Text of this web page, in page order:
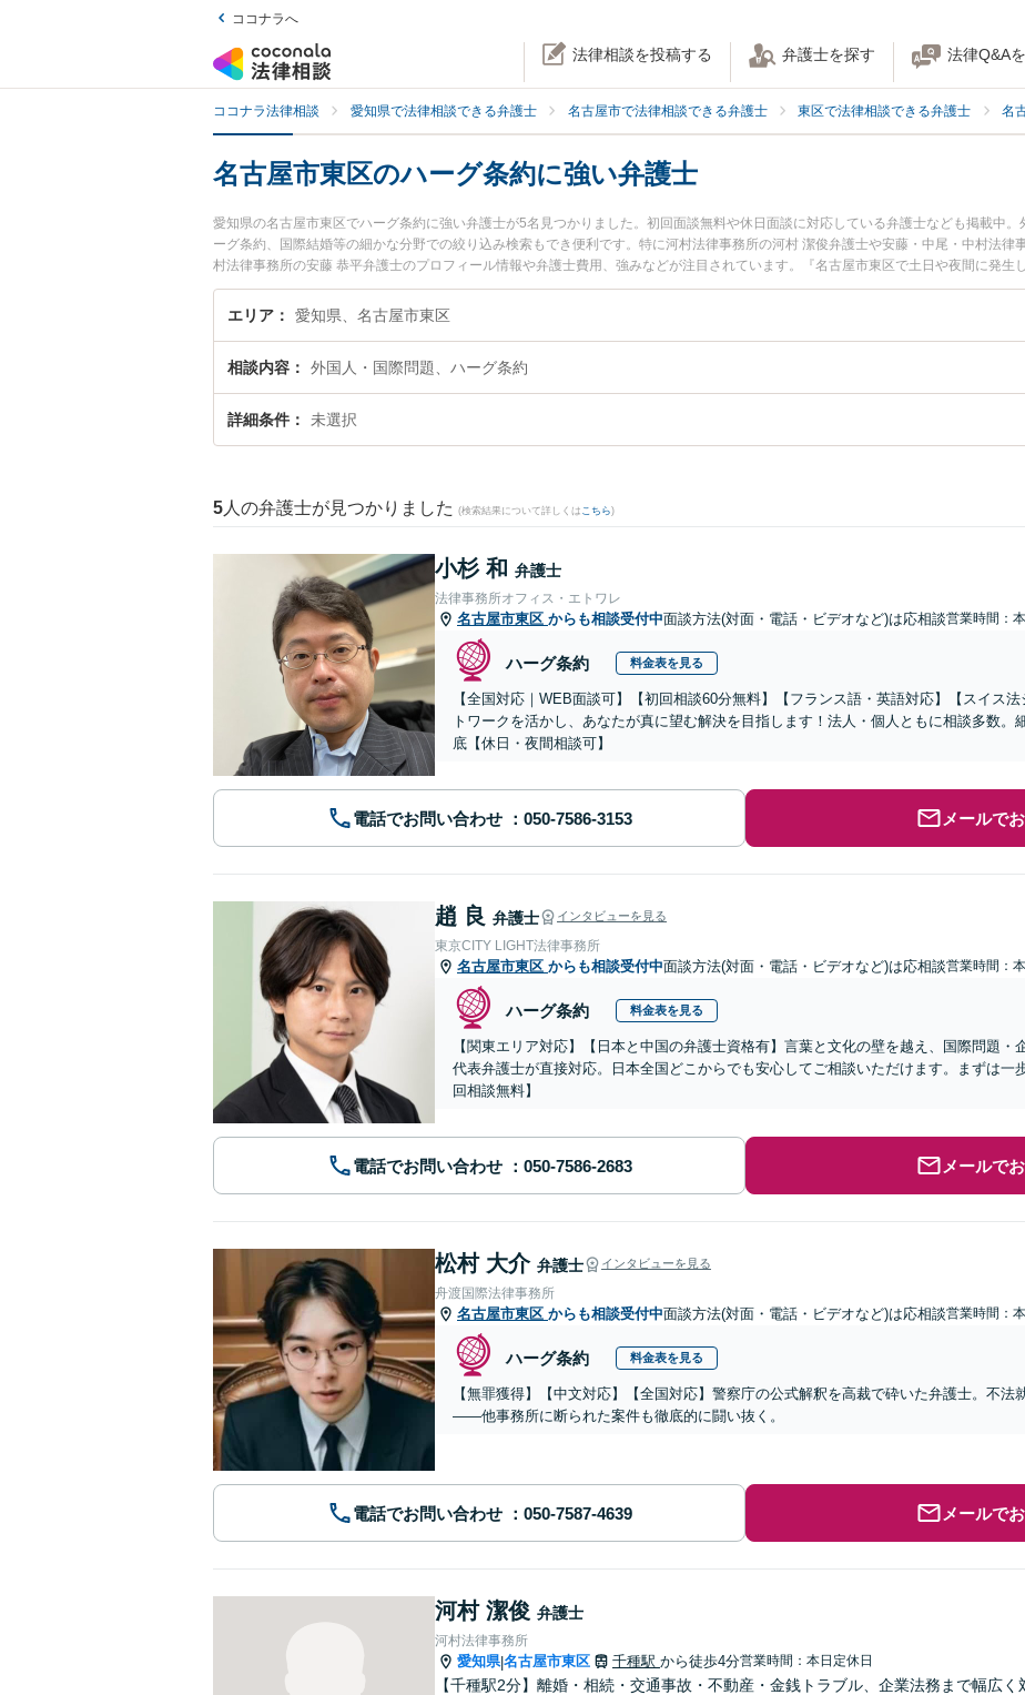
ココナラへ
法律相談を投稿する 弁護士を探す 法律Q&A
ココナラ法律相談 愛知県で法律相談できる弁護士 名古屋市で法律相談できる弁護士 東区で法律相談できる弁護士 名
名古屋市東区のハーグ条約に強い弁護士
愛知県の名古屋市東区でハーグ条約に強い弁護士が5名見つかりました。初回面談無料や休日面談に対応している弁護士なども掲載中
ーグ条約、国際結婚等の細かな分野での絞り込み検索もでき便利です。特に河村法律事務所の河村 潔俊弁護士や安藤・中尾・中村法律
村法律事務所の安藤 恭平弁護士のプロフィール情報や弁護士費用、強みなどが注目されています。『名古屋市東区で土日や夜間に発生
士に相談したい』『ハーグ条約のトラブル解決の実績豊富な近くの弁護士を検索したい』『初回相談無料でハーグ条約を法律相談でき
い』などでお困りの相談者さんにおすすめです。
エリア 愛知県、名古屋市東区
相談内容 外国人・国際問題、ハーグ条約
詳細条件 未選択
5 人の弁護士が見つかりました (検索結果について詳しくは こちら)
小杉 和 弁護士
法律事務所オフィス・エトワレ
名古屋市東区 からも相談受付中面談方法(対面・電話・ビデオなど)は応相談営業時間：
ハーグ条約 料金表を見る
【全国対応｜WEB面談可】【初回相談60分無料】【フランス語・英語対応】【スイス
トワークを活かし、あなたが真に望む解決を目指します！法人・個人ともに相談多数。
底【休日・夜間相談可】
電話でお問い合わせ メールで
趙 良 弁護士 インタビューを見る
東京CITY LIGHT法律事務所
名古屋市東区 からも相談受付中面談方法(対面・電話・ビデオなど)は応相談営業時間：
ハーグ条約 料金表を見る
【関東エリア対応】【日本と中国の弁護士資格有】言葉と文化の壁を越え、国際問題・
代表弁護士が直接対応。日本全国どこからでも安心してご相談いただけます。まずは一
回相談無料】
電話でお問い合わせ メールで
松村 大介 弁護士 インタビューを見る
舟渡国際法律事務所
名古屋市東区 からも相談受付中面談方法(対面・電話・ビデオなど)は応相談営業時間：
ハーグ条約 料金表を見る
【無罪獲得】【中文対応】【全国対応】警察庁の公式解釈を高裁で砕いた弁護士。不法
——他事務所に断られた案件も徹底的に闘い抜く。
電話でお問い合わせ メールで
河村 潔俊 弁護士
河村法律事務所
愛知県|名古屋市東区 千種駅 から徒歩4分営業時間：本日定休日
【千種駅2分】離婚・相続・交通事故・不動産・金銭トラブル、企業法務まで幅広